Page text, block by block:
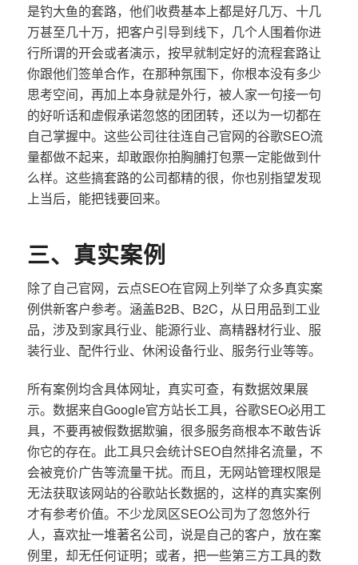
是钓大鱼的套路，他们收费基本上都是好几万、十几
万甚至几十万，把客户引导到线下，几个人围着你进
行所谓的开会或者演示，按早就制定好的流程套路让
你跟他们签单合作，在那种氛围下，你根本没有多少
思考空间，再加上本身就是外行，被人家一句接一句
的好听话和虚假承诺忽悠的团团转，还以为一切都在
自己掌握中。这些公司往往连自己官网的谷歌SEO流
量都做不起来，却敢跟你拍胸脯打包票一定能做到什
么样。这些搞套路的公司都精的很，你也别指望发现
上当后，能把钱要回来。
三、真实案例
除了自己官网，云点SEO在官网上列举了众多真实案
例供新客户参考。涵盖B2B、B2C，从日用品到工业
品，涉及到家具行业、能源行业、高精器材行业、服
装行业、配件行业、休闲设备行业、服务行业等等。
所有案例均含具体网址，真实可查，有数据效果展
示。数据来自Google官方站长工具，谷歌SEO必用工
具，不要再被假数据欺骗，很多服务商根本不敢告诉
你它的存在。此工具只会统计SEO自然排名流量，不
会被竞价广告等流量干扰。而且，无网站管理权限是
无法获取该网站的谷歌站长数据的，这样的真实案例
才有参考价值。不少龙凤区SEO公司为了忽悠外行
人，喜欢扯一堆著名公司，说是自己的客户，放在案
例里，却无任何证明；或者，把一些第三方工具的数